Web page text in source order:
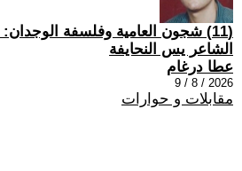
(11) شجون العامية وفلسفة
الشاعر يس النحايفة
عطا درغام
2026 / 8 / 9
مقابلات و حوارات